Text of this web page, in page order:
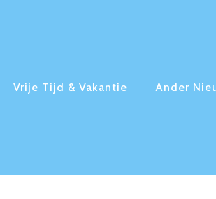
Vrije Tijd & Vakantie Ander